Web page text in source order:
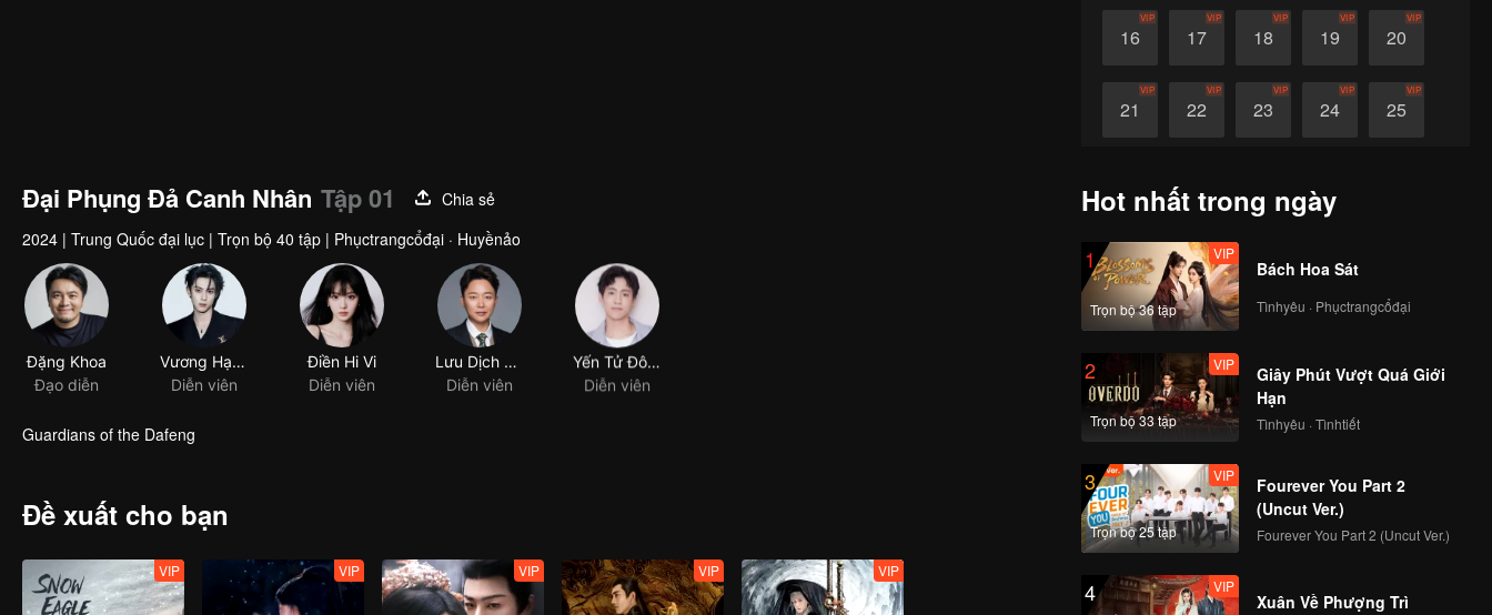
16
VIP
17
VIP
18
VIP
19
VIP
20
VIP
21
VIP
22
VIP
23
VIP
24
VIP
25
VIP
Đại Phụng Đả Canh Nhân Tập 01
Chia sẻ
2024 | Trung Quốc đại lục | Trọn bộ 40 tập | Phụctrangcổđại · Huyềnảo
Đặng Khoa
Đạo diễn
Vương Hạc Đệ
Diễn viên
Điền Hi Vi
Diễn viên
Lưu Dịch Quân
Diễn viên
Yến Tử Đông
Diễn viên
Guardians of the Dafeng
Đề xuất cho bạn
VIP VIP VIP VIP VIP
Hot nhất trong ngày
1
Trọn bộ 36 tập
VIP
Bách Hoa Sát
Tìnhyêu · Phụctrangcổđại
2
Trọn bộ 33 tập
VIP
Giây Phút Vượt Quá Giới
Hạn
Tìnhyêu · Tìnhtiết
3
Trọn bộ 25 tập
VIP
Fourever You Part 2
(Uncut Ver.)
Fourever You Part 2 (Uncut Ver.)
4 VIP
Xuân Về Phượng Trì